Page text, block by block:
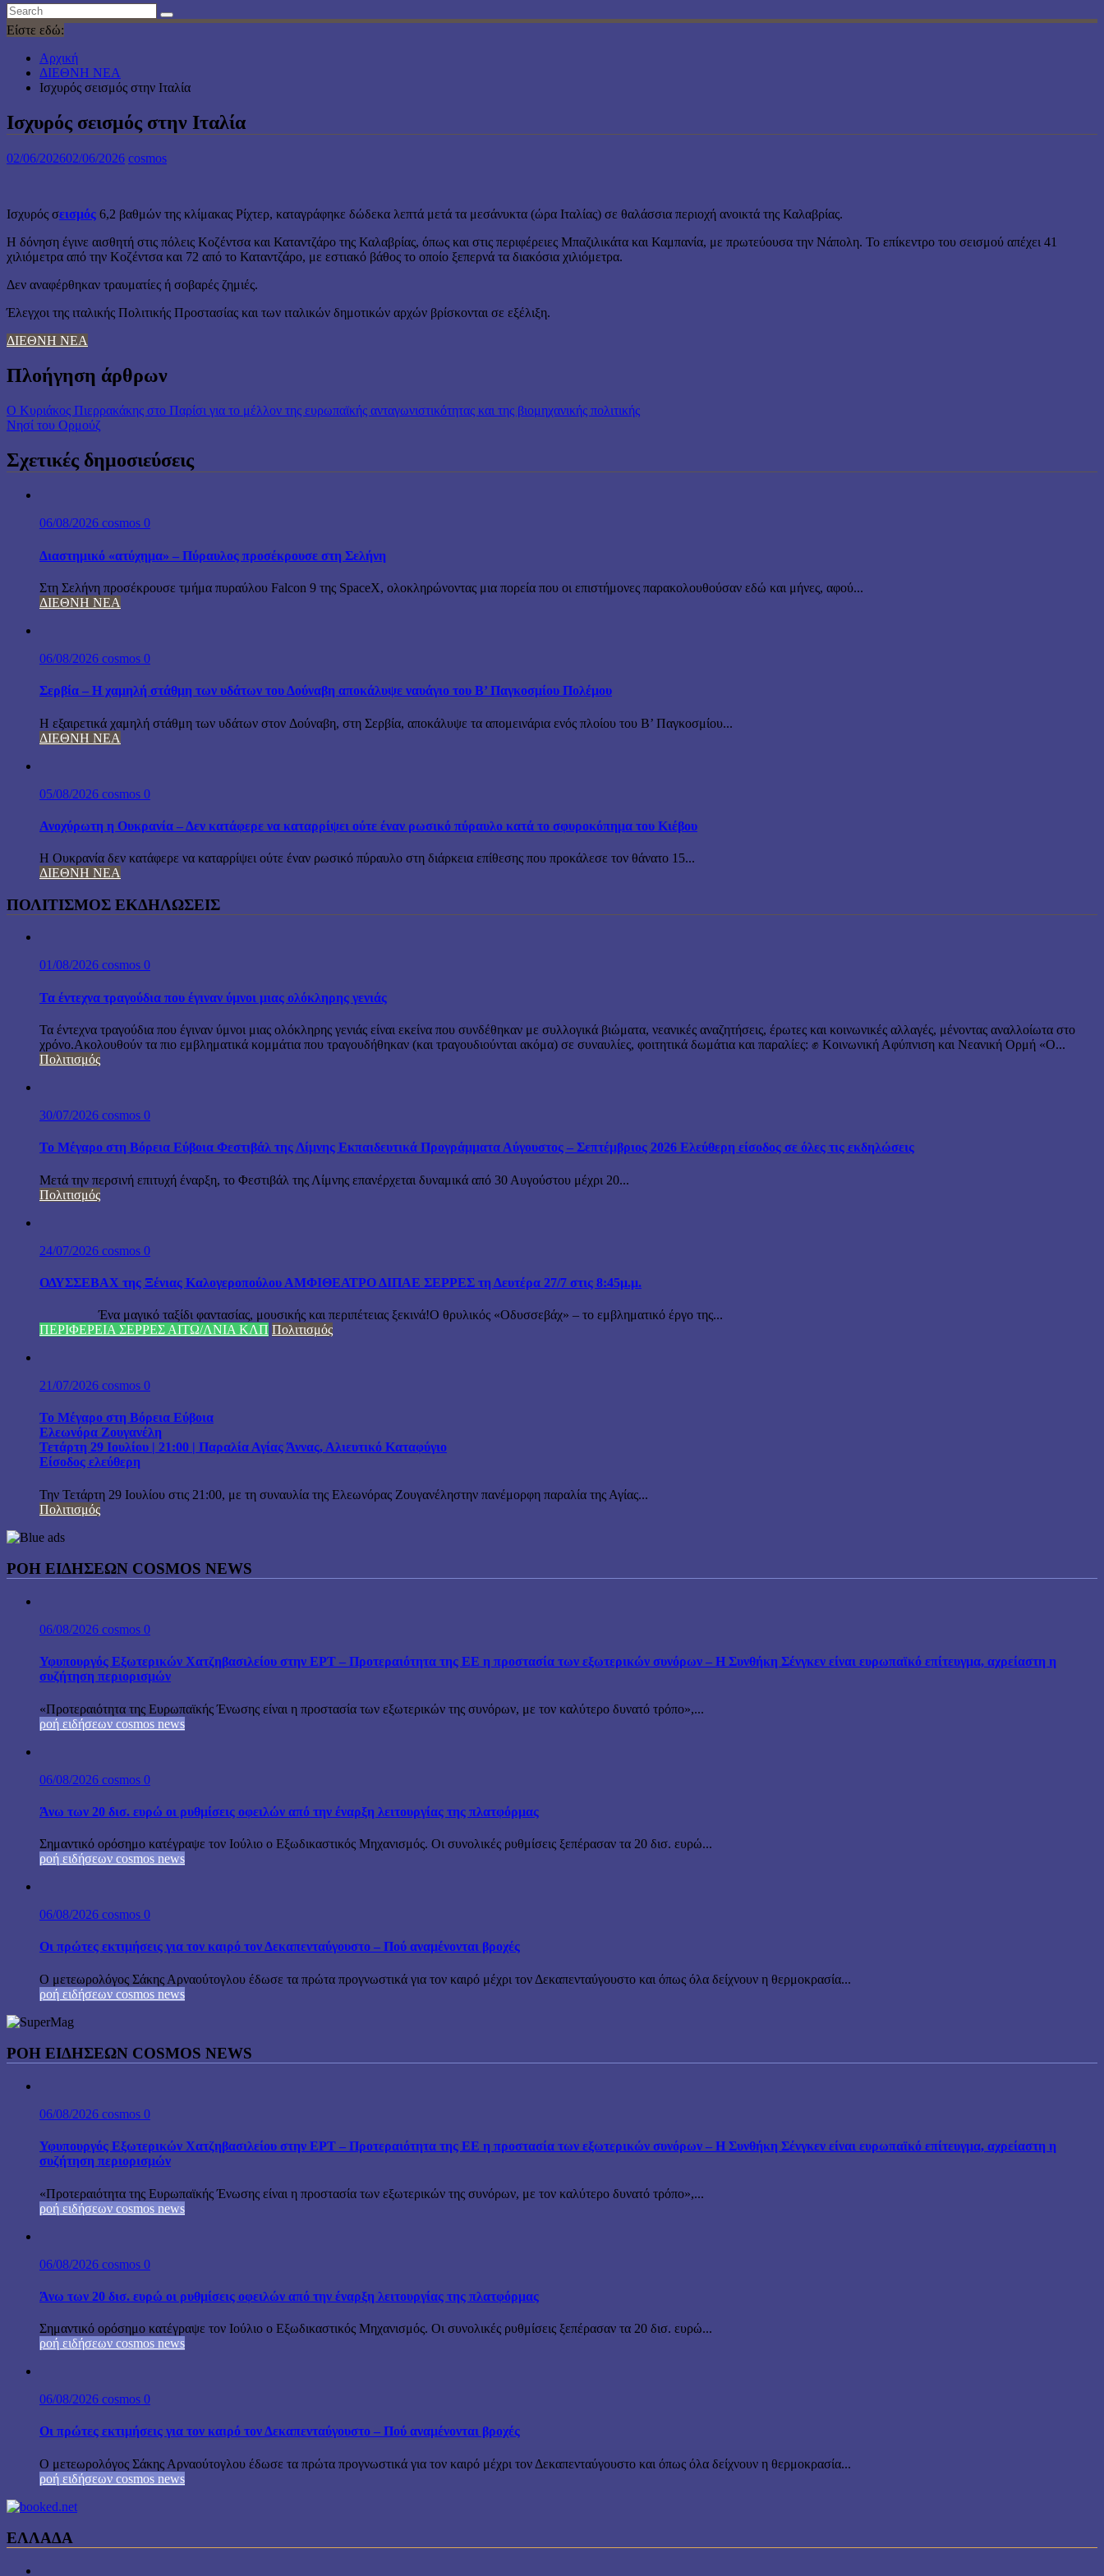
Είστε εδώ:
Αρχική
ΔΙΕΘΝΗ ΝΕΑ
Ισχυρός σεισμός στην Ιταλία
Ισχυρός σεισμός στην Ιταλία
02/06/202602/06/2026 cosmos
Ισχυρός σεισμός 6,2 βαθμών της κλίμακας Ρίχτερ, καταγράφηκε δώδεκα λεπτά μετά τα μεσάνυκτα (ώρα Ιταλίας) σε θαλάσσια περιοχή ανοικτά της Καλαβρίας.
Η δόνηση έγινε αισθητή στις πόλεις Κοζέντσα και Καταντζάρο της Καλαβρίας, όπως και στις περιφέρειες Μπαζιλικάτα και Καμπανία, με πρωτεύουσα την Νάπολη. Το επίκεντρο του σεισμού απέχει 41
χιλιόμετρα από την Κοζέντσα και 72 από το Καταντζάρο, με εστιακό βάθος το οποίο ξεπερνά τα διακόσια χιλιόμετρα.
Δεν αναφέρθηκαν τραυματίες ή σοβαρές ζημιές.
Έλεγχοι της ιταλικής Πολιτικής Προστασίας και των ιταλικών δημοτικών αρχών βρίσκονται σε εξέλιξη.
ΔΙΕΘΝΗ ΝΕΑ
Πλοήγηση άρθρων
Ο Κυριάκος Πιερρακάκης στο Παρίσι για το μέλλον της ευρωπαϊκής ανταγωνιστικότητας και της βιομηχανικής πολιτικής
Νησί του Ορμούζ
Σχετικές δημοσιεύσεις
06/08/2026 cosmos 0
Διαστημικό «ατύχημα» – Πύραυλος προσέκρουσε στη Σελήνη
Στη Σελήνη προσέκρουσε τμήμα πυραύλου Falcon 9 της SpaceX, ολοκληρώνοντας μια πορεία που οι επιστήμονες παρακολουθούσαν εδώ και μήνες, αφού...
ΔΙΕΘΝΗ ΝΕΑ
06/08/2026 cosmos 0
Σερβία – Η χαμηλή στάθμη των υδάτων του Δούναβη αποκάλυψε ναυάγιο του Β’ Παγκοσμίου Πολέμου
Η εξαιρετικά χαμηλή στάθμη των υδάτων στον Δούναβη, στη Σερβία, αποκάλυψε τα απομεινάρια ενός πλοίου του Β’ Παγκοσμίου...
ΔΙΕΘΝΗ ΝΕΑ
05/08/2026 cosmos 0
Ανοχύρωτη η Ουκρανία – Δεν κατάφερε να καταρρίψει ούτε έναν ρωσικό πύραυλο κατά το σφυροκόπημα του Κιέβου
Η Ουκρανία δεν κατάφερε να καταρρίψει ούτε έναν ρωσικό πύραυλο στη διάρκεια επίθεσης που προκάλεσε τον θάνατο 15...
ΔΙΕΘΝΗ ΝΕΑ
ΠΟΛΙΤΙΣΜΟΣ ΕΚΔΗΛΩΣΕΙΣ
01/08/2026 cosmos 0
Τα έντεχνα τραγούδια που έγιναν ύμνοι μιας ολόκληρης γενιάς
Τα έντεχνα τραγούδια που έγιναν ύμνοι μιας ολόκληρης γενιάς είναι εκείνα που συνδέθηκαν με συλλογικά βιώματα, νεανικές αναζητήσεις, έρωτες και κοινωνικές αλλαγές, μένοντας αναλλοίωτα στο
χρόνο.Ακολουθούν τα πιο εμβληματικά κομμάτια που τραγουδήθηκαν (και τραγουδιούνται ακόμα) σε συναυλίες, φοιτητικά δωμάτια και παραλίες: ✊ Κοινωνική Αφύπνιση και Νεανική Ορμή «Ο...
Πολιτισμός
30/07/2026 cosmos 0
Το Μέγαρο στη Βόρεια Εύβοια Φεστιβάλ της Λίμνης Εκπαιδευτικά Προγράμματα Αύγουστος – Σεπτέμβριος 2026 Ελεύθερη είσοδος σε όλες τις εκδηλώσεις
Μετά την περσινή επιτυχή έναρξη, το Φεστιβάλ της Λίμνης επανέρχεται δυναμικά από 30 Αυγούστου μέχρι 20...
Πολιτισμός
24/07/2026 cosmos 0
ΟΔΥΣΣΕΒΑΧ της Ξένιας Καλογεροπούλου ΑΜΦΙΘΕΑΤΡΟ ΔΙΠΑΕ ΣΕΡΡΕΣ τη Δευτέρα 27/7 στις 8:45μ.μ.
Ένα μαγικό ταξίδι φαντασίας, μουσικής και περιπέτειας ξεκινά!Ο θρυλικός «Οδυσσεβάχ» – το εμβληματικό έργο της...
ΠΕΡΙΦΕΡΕΙΑ ΣΕΡΡΕΣ ΑΙΤΩ/ΛΝΙΑ ΚΛΠ Πολιτισμός
21/07/2026 cosmos 0
Το Μέγαρο στη Βόρεια Εύβοια
Ελεωνόρα Ζουγανέλη
Τετάρτη 29 Ιουλίου | 21:00 | Παραλία Αγίας Άννας, Αλιευτικό Καταφύγιο
Είσοδος ελεύθερη
Την Τετάρτη 29 Ιουλίου στις 21:00, με τη συναυλία της Ελεωνόρας Ζουγανέληστην πανέμορφη παραλία της Αγίας...
Πολιτισμός
ΡΟΗ ΕΙΔΗΣΕΩΝ COSMOS NEWS
06/08/2026 cosmos 0
Υφυπουργός Εξωτερικών Χατζηβασιλείου στην ΕΡΤ – Προτεραιότητα της ΕΕ η προστασία των εξωτερικών συνόρων – Η Συνθήκη Σένγκεν είναι ευρωπαϊκό επίτευγμα, αχρείαστη η
συζήτηση περιορισμών
«Προτεραιότητα της Ευρωπαϊκής Ένωσης είναι η προστασία των εξωτερικών της συνόρων, με τον καλύτερο δυνατό τρόπο»,...
ροή ειδήσεων cosmos news
06/08/2026 cosmos 0
Άνω των 20 δισ. ευρώ οι ρυθμίσεις οφειλών από την έναρξη λειτουργίας της πλατφόρμας
Σημαντικό ορόσημο κατέγραψε τον Ιούλιο ο Εξωδικαστικός Μηχανισμός. Οι συνολικές ρυθμίσεις ξεπέρασαν τα 20 δισ. ευρώ...
ροή ειδήσεων cosmos news
06/08/2026 cosmos 0
Οι πρώτες εκτιμήσεις για τον καιρό τον Δεκαπενταύγουστο – Πού αναμένονται βροχές
Ο μετεωρολόγος Σάκης Αρναούτογλου έδωσε τα πρώτα προγνωστικά για τον καιρό μέχρι τον Δεκαπενταύγουστο και όπως όλα δείχνουν η θερμοκρασία...
ροή ειδήσεων cosmos news
ΡΟΉ ΕΙΔΉΣΕΩΝ COSMOS NEWS
06/08/2026 cosmos 0
Υφυπουργός Εξωτερικών Χατζηβασιλείου στην ΕΡΤ – Προτεραιότητα της ΕΕ η προστασία των εξωτερικών συνόρων – Η Συνθήκη Σένγκεν είναι ευρωπαϊκό επίτευγμα, αχρείαστη η
συζήτηση περιορισμών
«Προτεραιότητα της Ευρωπαϊκής Ένωσης είναι η προστασία των εξωτερικών της συνόρων, με τον καλύτερο δυνατό τρόπο»,...
ροή ειδήσεων cosmos news
06/08/2026 cosmos 0
Άνω των 20 δισ. ευρώ οι ρυθμίσεις οφειλών από την έναρξη λειτουργίας της πλατφόρμας
Σημαντικό ορόσημο κατέγραψε τον Ιούλιο ο Εξωδικαστικός Μηχανισμός. Οι συνολικές ρυθμίσεις ξεπέρασαν τα 20 δισ. ευρώ...
ροή ειδήσεων cosmos news
06/08/2026 cosmos 0
Οι πρώτες εκτιμήσεις για τον καιρό τον Δεκαπενταύγουστο – Πού αναμένονται βροχές
Ο μετεωρολόγος Σάκης Αρναούτογλου έδωσε τα πρώτα προγνωστικά για τον καιρό μέχρι τον Δεκαπενταύγουστο και όπως όλα δείχνουν η θερμοκρασία...
ροή ειδήσεων cosmos news
ΕΛΛΑΔΑ